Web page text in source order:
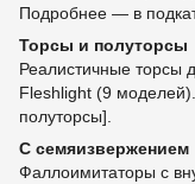
Подробнее — в
Торсы и полуторсы
Реалистичные торсы
Fleshlight (9
полуторсы].
С семяизвержением
Фаллоимитаторы с